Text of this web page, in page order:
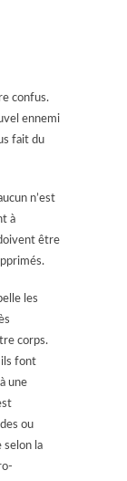
confus.
ennemi
fait du
n’est
à
être
les
corps.
ils font
une
ou
selon la